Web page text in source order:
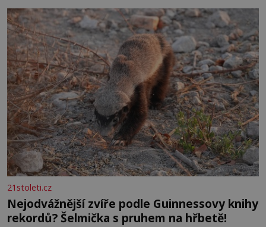
se na koloběžce a den zakončit poznáváním památek ve
Velkých Losinách nebo v termálním
21stoleti.cz
Nejodvážnější zvíře podle Guinnessovy knihy
rekordů? Šelmička s pruhem na hřbetě!